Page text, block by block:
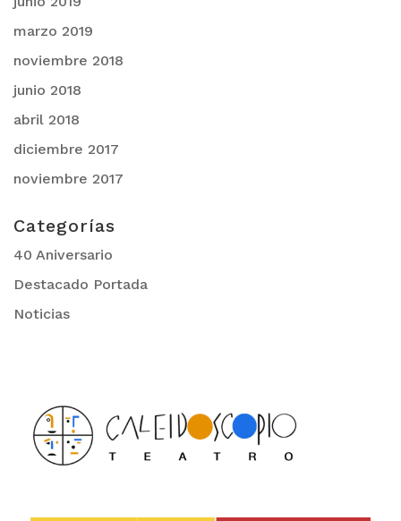
marzo 2019
noviembre 2018
junio 2018
abril 2018
diciembre 2017
noviembre 2017
Categorías
40 Aniversario
Destacado Portada
Noticias